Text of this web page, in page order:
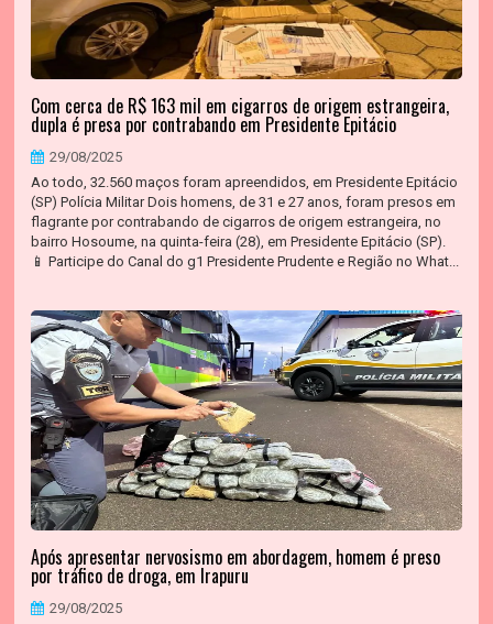
Com cerca de R$ 163 mil em cigarros de origem estrangeira,
dupla é presa por contrabando em Presidente Epitácio
29/08/2025
Ao todo, 32.560 maços foram apreendidos, em Presidente Epitácio
(SP) Polícia Militar Dois homens, de 31 e 27 anos, foram presos em
flagrante por contrabando de cigarros de origem estrangeira, no
bairro Hosoume, na quinta-feira (28), em Presidente Epitácio (SP).
📱 Participe do Canal do g1 Presidente Prudente e Região no What...
Após apresentar nervosismo em abordagem, homem é preso
por tráfico de droga, em Irapuru
29/08/2025